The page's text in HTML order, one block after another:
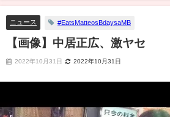
ニュース #EatsMatteosBdaysaMB
【画像】中居正広、激ヤセ
2022年10月31日 2022年10月31日